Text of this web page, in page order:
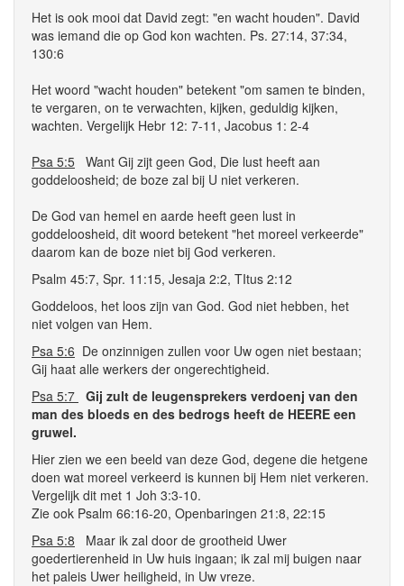
Het is ook mooi dat David zegt: "en wacht houden". David
was iemand die op God kon wachten. Ps. 27:14, 37:34,
130:6
Het woord "wacht houden" betekent "om samen te binden,
te vergaren, on te verwachten, kijken, geduldig kijken,
wachten. Vergelijk Hebr 12: 7-11, Jacobus 1: 2-4
Psa 5:5 Want Gij zijt geen God, Die lust heeft aan
goddeloosheid; de boze zal bij U niet verkeren.
De God van hemel en aarde heeft geen lust in
goddeloosheid, dit woord betekent "het moreel verkeerde"
daarom kan de boze niet bij God verkeren.
Psalm 45:7, Spr. 11:15, Jesaja 2:2, TItus 2:12
Goddeloos, het loos zijn van God. God niet hebben, het
niet volgen van Hem.
Psa 5:6 De onzinnigen zullen voor Uw ogen niet bestaan;
Gij haat alle werkers der ongerechtigheid.
Psa 5:7 Gij zult de leugensprekers verdoenj van den
man des bloeds en des bedrogs heeft de HEERE een
gruwel.
Hier zien we een beeld van deze God, degene die hetgene
doen wat moreel verkeerd is kunnen bij Hem niet verkeren.
Vergelijk dit met 1 Joh 3:3-10.
Zie ook Psalm 66:16-20, Openbaringen 21:8, 22:15
Psa 5:8
Maar ik zal door de grootheid Uwer
goedertierenheid in Uw huis ingaan; ik zal mij buigen naar
het paleis Uwer heiligheid, in Uw vreze.